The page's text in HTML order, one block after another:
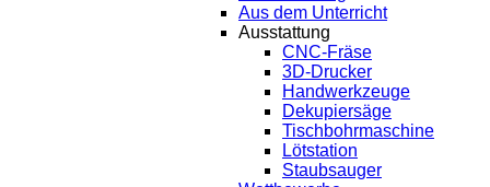
Aus dem Unterricht
Ausstattung
CNC-Fräse
3D-Drucker
Handwerkzeuge
Dekupiersäge
Tischbohrmaschine
Lötstation
Staubsauger